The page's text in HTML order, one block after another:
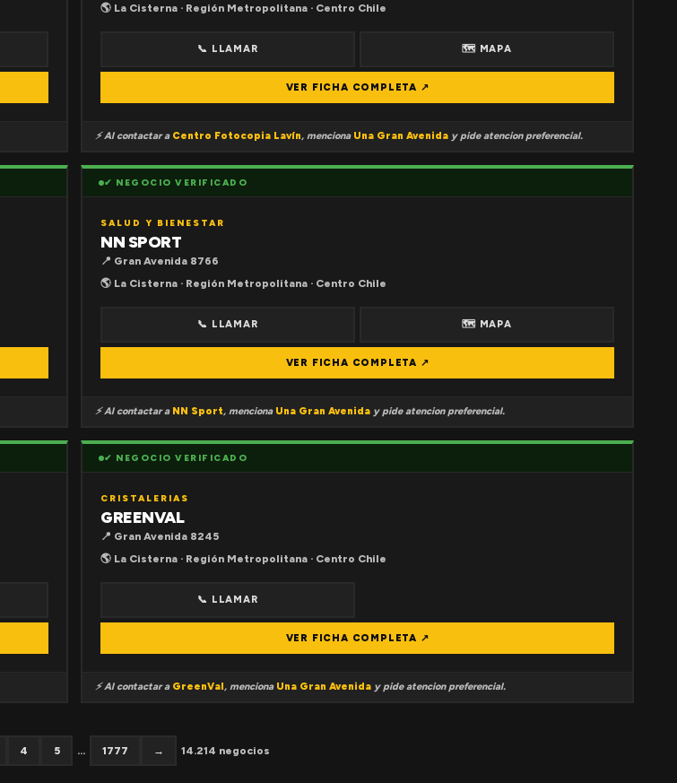
🌎 La Cisterna · Región Metropolitana · Centro Chile
📞 LLAMAR 🗺 MAPA
VER FICHA COMPLETA ↗
⚡ Al contactar a Centro Fotocopia Lavín, menciona Una Gran Avenida y pide atencion preferencial.
✔ NEGOCIO VERIFICADO
SALUD Y BIENESTAR
NN SPORT
📍 Gran Avenida 8766
🌎 La Cisterna · Región Metropolitana · Centro Chile
📞 LLAMAR 🗺 MAPA
VER FICHA COMPLETA ↗
⚡ Al contactar a NN Sport, menciona Una Gran Avenida y pide atencion preferencial.
✔ NEGOCIO VERIFICADO
CRISTALERIAS
GREENVAL
📍 Gran Avenida 8245
🌎 La Cisterna · Región Metropolitana · Centro Chile
📞 LLAMAR
VER FICHA COMPLETA ↗
⚡ Al contactar a GreenVal, menciona Una Gran Avenida y pide atencion preferencial.
4 5 ... 1777 → 14.214 negocios